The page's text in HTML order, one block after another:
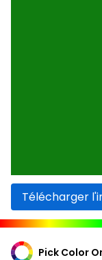
Télécharger
Pick Color